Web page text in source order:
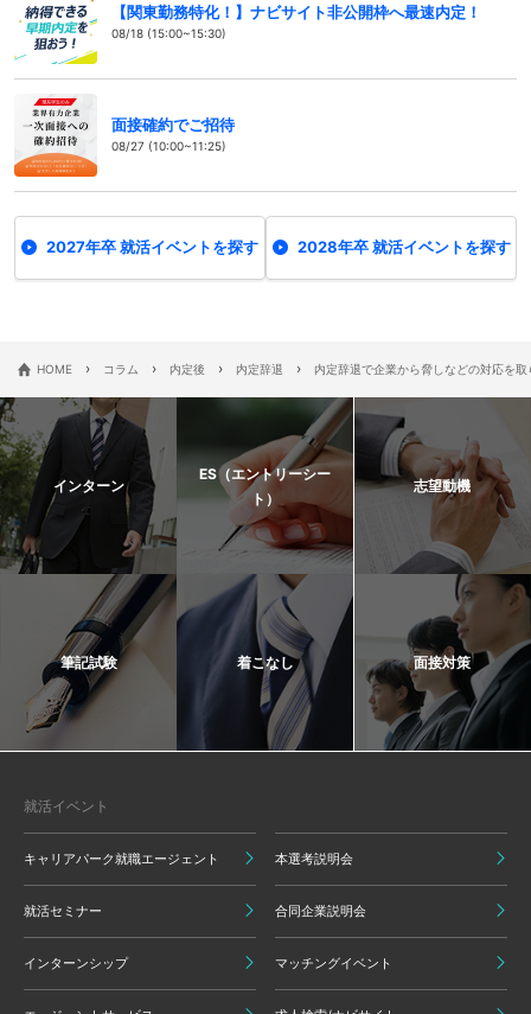
【関東勤務特化！】ナビサイト非公開枠へ最速内定！
08/18 (15:00~15:30)
面接確約でご招待
08/27 (10:00~11:25)
2027年卒 就活イベントを探す 2028年卒 就活イベントを探す
HOME › コラム › 内定後 › 内定辞退 › 内定辞退で企業から脅しなどの対応を
インターン
ES（エントリーシー
ト）
志望動機
筆記試験 着こなし 面接対策
就活イベント
キャリアパーク就職エージェント 本選考説明会
就活セミナー 合同企業説明会
インターンシップ マッチングイベント